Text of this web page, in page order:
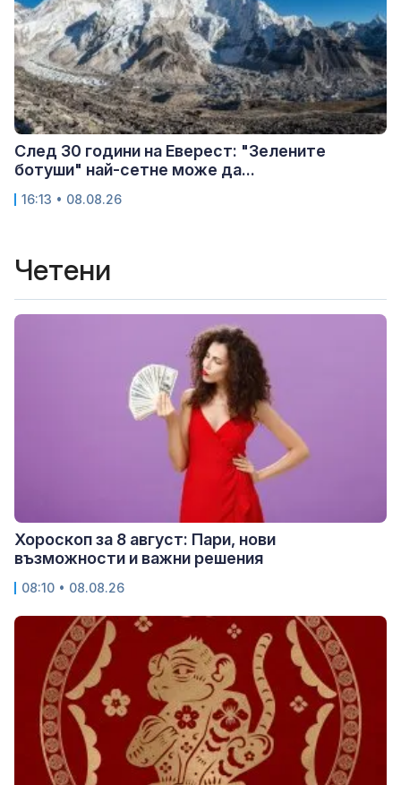
След 30 години на Еверест: "Зелените
ботуши" най-сетне може да...
16:13 • 08.08.26
Четени
Хороскоп за 8 август: Пари, нови
възможности и важни решения
08:10 • 08.08.26